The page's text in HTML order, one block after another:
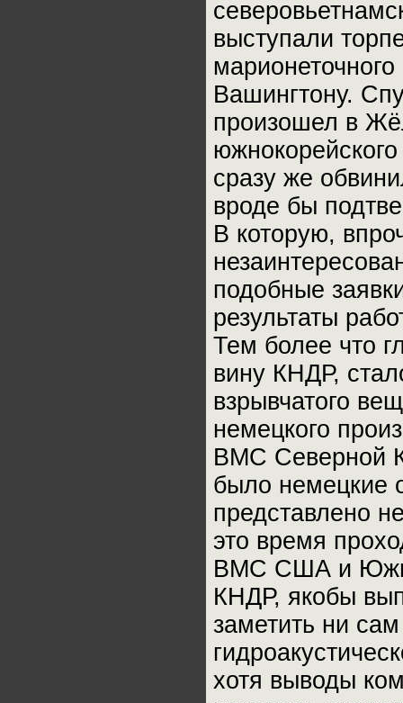
выступали
Вашингтону.
произошел в
сразу же
вроде бы
В которую,
подобные
результаты
Тем более что
вину КНДР,
взрывчатого
немецкого
ВМС Северной
было немецкие
представлено
это время
ВМС США и
КНДР, якобы
заметить ни
хотя выводы